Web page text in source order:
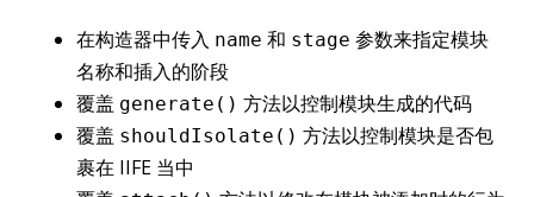
在构造器中传入 name 和 stage 参数来指定模块
名称和插入的阶段
覆盖 generate() 方法以控制模块生成的代码
覆盖 shouldIsolate() 方法以控制模块是否包
裹在 IIFE 当中